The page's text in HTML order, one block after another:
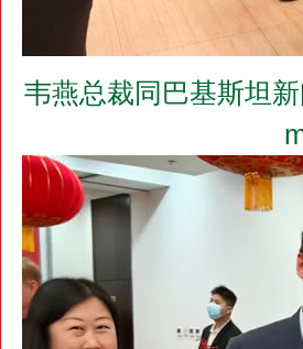
韦燕总裁同巴基斯坦